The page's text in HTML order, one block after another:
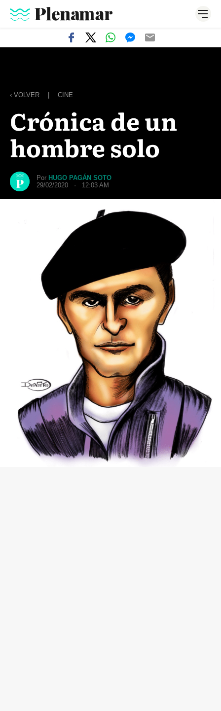
‹ VOLVER CINE
Crónica de un
hombre solo
Por HUGO PAGÁN SOTO
29/02/2020 · 12:03 AM